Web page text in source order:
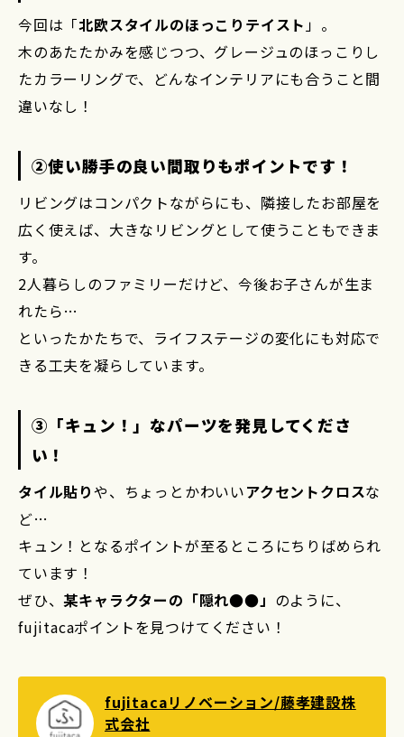
今回は「北欧スタイルのほっこりテイスト 」。
木のあたたかみを感じつつ、グレージュのほっこりし
たカラーリングで、どんなインテリアにも合うこと間
違いなし！
②使い勝手の良い間取りもポイントです！
リビングはコンパクトながらにも、隣接したお部屋を
広く使えば、大きなリビングとして使うこともできま
す。
2人暮らしのファミリーだけど、今後お子さんが生ま
れたら…
といったかたちで、ライフステージの変化にも対応で
きる工夫を凝らしています。
③「キュン！」なパーツを発見してくださ
い！
タイル貼りや、ちょっとかわいいアクセントクロスな
ど…
キュン！となるポイントが至るところにちりばめられ
ています！
ぜひ、某キャラクターの「隠れ●●」 のように、
fujitacaポイントを見つけてください！
fujitacaリノベーション/藤孝建設株
式会社